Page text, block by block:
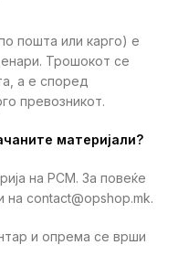
пошта или карго) е
Трошокот се
а е според
превозникот.
материјали?
на РСМ. За повеќе
contact@opshop.mk.
и опрема се врши